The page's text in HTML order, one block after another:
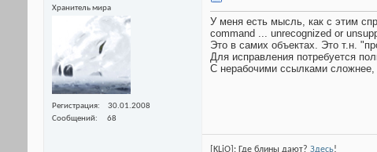
Хранитель мира
Регистрация
30.01.2008
Сообщений
68
У меня есть мысль, как с этим
command ... unrecognized or
Это в самих объектах. Это т.н.
Для исправления потребуется
C нерабочими ссылками сложнее,
[KLiO]: Где блины дают? Здесь!